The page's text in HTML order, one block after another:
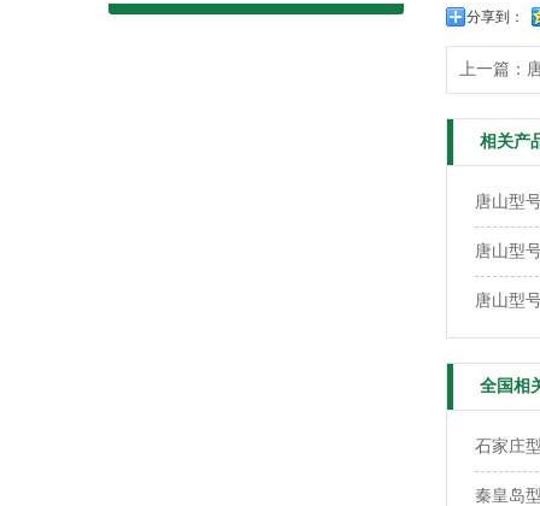
分享到：
上一篇：
相关产
唐山型
唐山型
唐山型
全国相
石家庄
秦皇岛